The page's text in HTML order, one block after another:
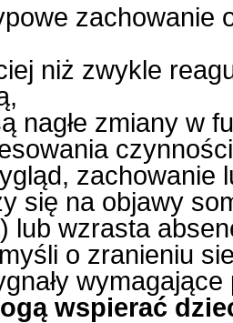
zachowanie
niż zwykle
nagłe zmiany w
się na objawy
lub wzrasta
o zranieniu
wspierać